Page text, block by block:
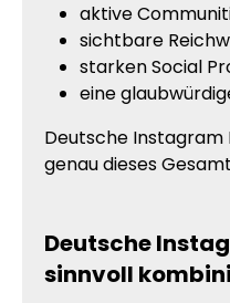
aktive
sichtbare
starken Social
eine
Deutsche
genau dieses
Deutsche
sinnvoll